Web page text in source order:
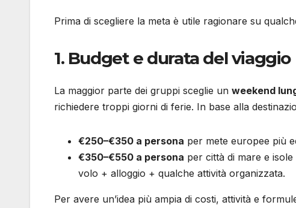
Prima di scegliere la meta è utile ragionare su
1. Budget e durata del viaggio
La maggior parte dei gruppi sceglie un weekend
richiedere troppi giorni di ferie. In base alla
€250–€350 a persona per mete europee più
€350–€550 a persona per città di mare e
volo + alloggio + qualche attività organizzata.
Per avere un’idea più ampia di costi, attività e